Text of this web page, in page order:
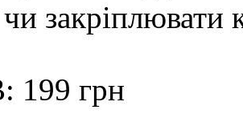
закріплювати
199 грн